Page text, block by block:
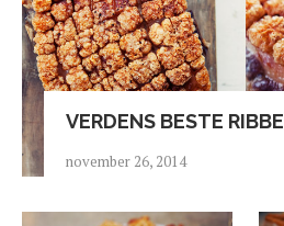
VERDENS BESTE RIBBE
november 26, 2014